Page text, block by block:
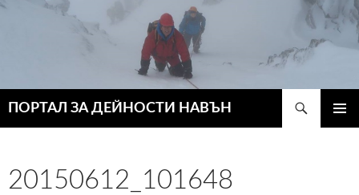
ПОРТАЛ ЗА ДЕЙНОСТИ НАВЪН
20150612_101648